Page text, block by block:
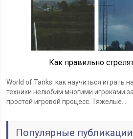
Как правильно
World of Tanks: как научиться играть
техники нелюбим многими игроками
простой игровой процесс. Тяжелые…
Популярные публикации